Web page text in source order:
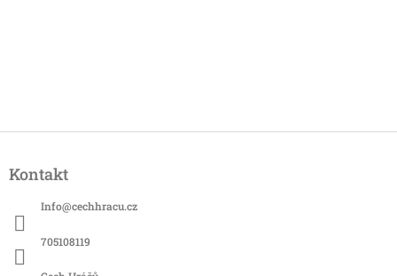
pKontakt
Info@cechhracu.cz
705108119